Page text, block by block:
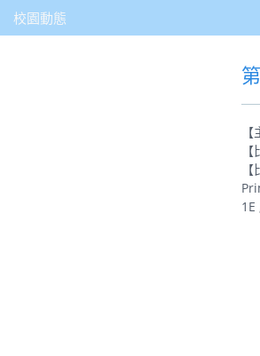
校園動態
1E